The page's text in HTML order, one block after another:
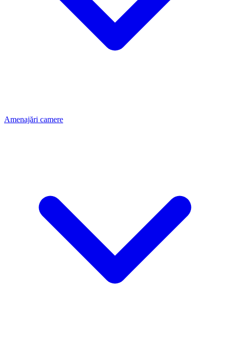
Amenajări camere